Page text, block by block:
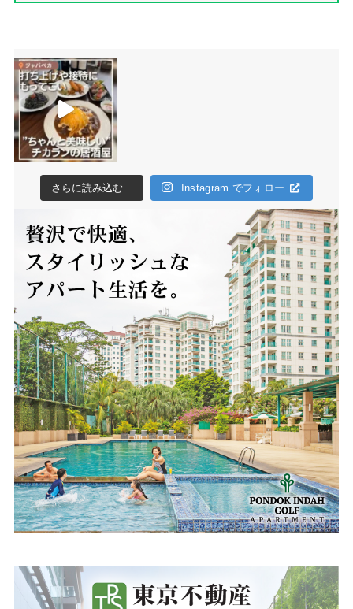
さらに読み込む... Instagram でフォロー